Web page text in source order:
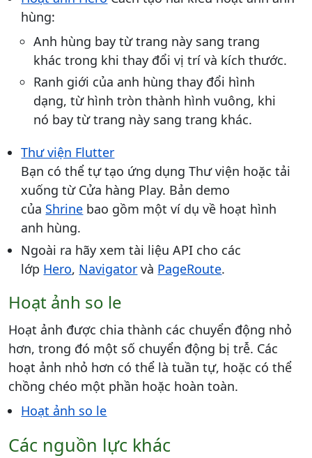
hùng:
Anh hùng bay từ trang này sang trang
khác trong khi thay đổi vị trí và kích thước.
Ranh giới của anh hùng thay đổi hình
dạng, từ hình tròn thành hình vuông, khi
nó bay từ trang này sang trang khác.
Thư viện Flutter
Bạn có thể tự tạo ứng dụng Thư viện hoặc tải
xuống từ Cửa hàng Play. Bản demo
của Shrine bao gồm một ví dụ về hoạt hình
anh hùng.
Ngoài ra hãy xem tài liệu API cho các
lớp Hero, Navigator và PageRoute.
Hoạt ảnh so le
Hoạt ảnh được chia thành các chuyển động nhỏ
hơn, trong đó một số chuyển động bị trễ. Các
hoạt ảnh nhỏ hơn có thể là tuần tự, hoặc có thể
chồng chéo một phần hoặc hoàn toàn.
Hoạt ảnh so le
Các nguồn lực khác